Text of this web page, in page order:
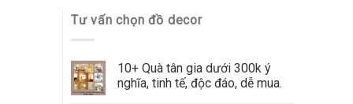
Tư vấn chọn đồ decor
10+ Quà tân gia dưới 300k ý
nghĩa, tinh tế, độc đáo, dễ mua.